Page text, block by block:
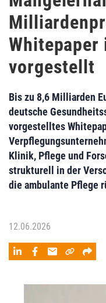
Whitepaper
vorgestellt
Bis zu 8,6 Milliarden
deutsche
vorgestelltes
Klinik, Pflege und
strukturell in der
die ambulante Pflege
12.06.2026